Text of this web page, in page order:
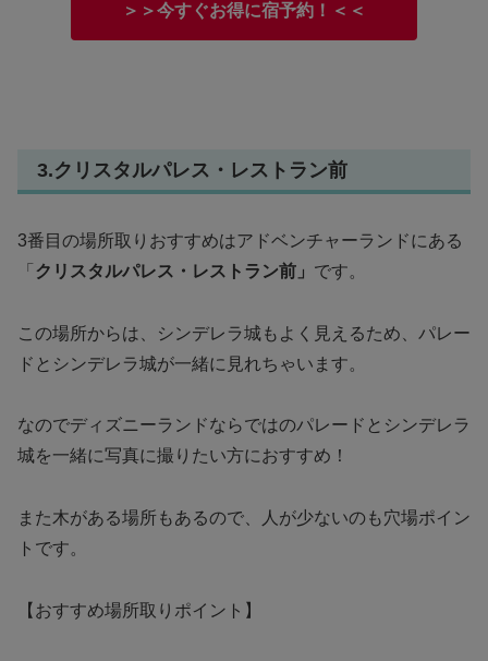
＞＞今すぐお得に宿予約！＜＜
3.クリスタルパレス・レストラン前
3番目の場所取りおすすめはアドベンチャーランドにある
「 クリスタルパレス・レストラン前」 です。
この場所からは、シンデレラ城もよく見えるため、パレー
ドとシンデレラ城が一緒に見れちゃいます。
なのでディズニーランドならではのパレードとシンデレラ
城を一緒に写真に撮りたい方におすすめ！
また木がある場所もあるので、人が少ないのも穴場ポイン
トです。
【おすすめ場所取りポイント】